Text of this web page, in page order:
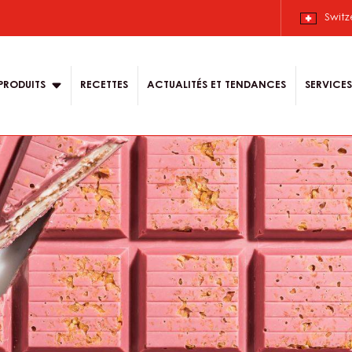
PRODUITS RECETTES ACTUALITÉS ET TENDANCES SERVICES